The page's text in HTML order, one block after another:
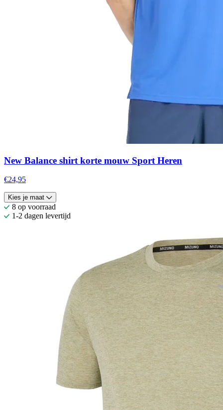
New Balance shirt korte mouw Sport Heren
€24,95
Kies je maat
8 op voorraad
1-2 dagen levertijd